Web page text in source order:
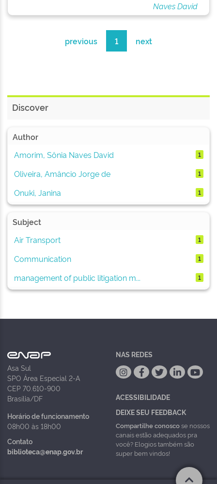
Naves David
previous 1 next
Discover
Author
Amorim, Sônia Naves David
1
Oliveira, Amâncio Jorge de 1
Onuki, Janina 1
Subject
Air Transport
1
Communication 1
management of public litigation m... 1
Asa Sul
SPO Área Especial 2-A
CEP 70.610-900
Brasília/DF
Horário de funcionamento
08h00 às 18h00
Contato
biblioteca@enap.gov.br
NAS REDES
ACESSIBILIDADE
DEIXE SEU FEEDBACK
Compartilhe conoscose nossos
canais estão adequados pra
você? Elogios também são
super bem vindos!